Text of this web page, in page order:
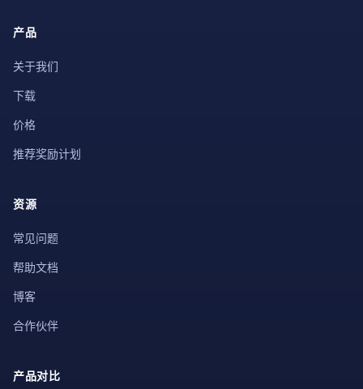
产品
关于我们
下载
价格
推荐奖励计划
资源
常见问题
帮助文档
博客
合作伙伴
产品对比